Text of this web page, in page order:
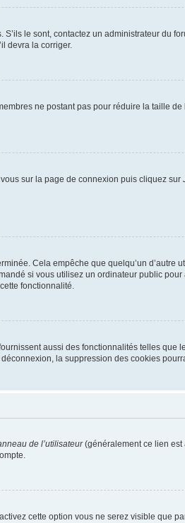
le sont, contactez un administrateur du
devra la corriger.
ne postant pas pour réduire la taille
sur la page de connexion puis cliquez sur
Cela empêche que quelqu’un d’autre
si vous utilisez un ordinateur public
fonctionnalité.
aussi des fonctionnalités telles que
la suppression des cookies
de l’utilisateur(généralement ce lien est
activez cette option vous ne serez visible que